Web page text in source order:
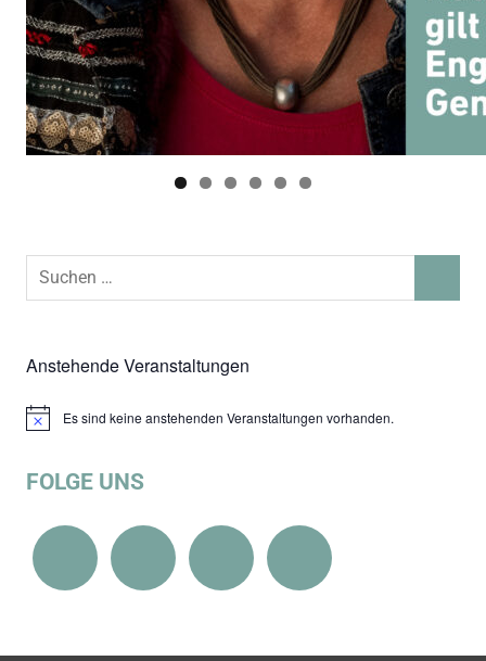
Suchen
Anstehende Veranstaltungen
HinweisEs sind keine anstehenden Veranstaltungen vorhanden.
FOLGE UNS